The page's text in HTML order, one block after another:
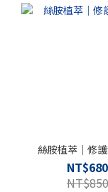
絲胺植萃｜修
NT$680
NT$850